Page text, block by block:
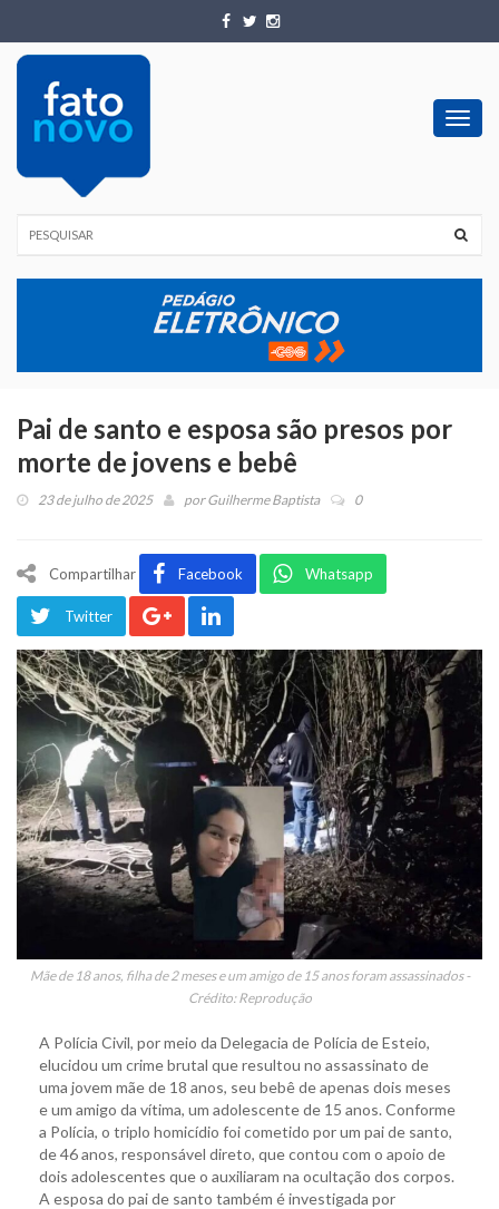
Pai de santo e esposa são presos por
morte de jovens e bebê
23 de julho de 2025 porGuilherme Baptista 0
Compartilhar Facebook Whatsapp
Twitter
Mãe de 18 anos, filha de 2 meses e um amigo de 15 anos foram assassinados -
Crédito: Reprodução
A Polícia Civil, por meio da Delegacia de Polícia de Esteio,
elucidou um crime brutal que resultou no assassinato de
uma jovem mãe de 18 anos, seu bebê de apenas dois meses
e um amigo da vítima, um adolescente de 15 anos. Conforme
a Polícia, o triplo homicídio foi cometido por um pai de santo,
de 46 anos, responsável direto, que contou com o apoio de
dois adolescentes que o auxiliaram na ocultação dos corpos.
A esposa do pai de santo também é investigada por